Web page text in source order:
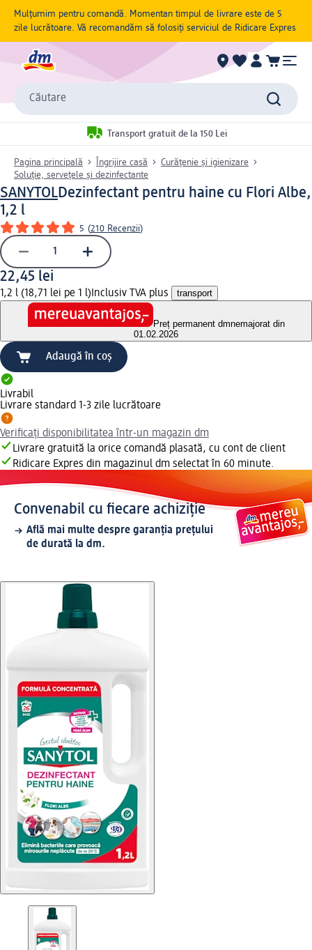
Mulțumim pentru comandă. Momentan timpul de livrare este de 5
zile lucrătoare. Vă recomandăm să folosiți serviciul de Ridicare Expres
Căutare
Transport gratuit de la 150 Lei
Pagina principală Îngrijire casă
Curățenie și igienizare
Soluție, servețele și dezinfectante
SANYTOLDezinfectant pentru haine cu Flori Albe,
1,2 l
5 (210 Recenzii)
22,45 lei
1,2 l (18,71 lei pe 1 l) Inclusiv TVA plus transport
Preț permanent dmnemajorat din
01.02.2026
Adaugă în coș
Livrabil
Livrare standard 1-3 zile lucrătoare
Verificați disponibilitatea într-un magazin dm
Livrare gratuită la orice comandă plasată, cu cont de client
Ridicare Expres din magazinul dm selectat în 60 minute.
Convenabil cu fiecare achiziție
Află mai multe despre garanția prețului
de durată la dm.